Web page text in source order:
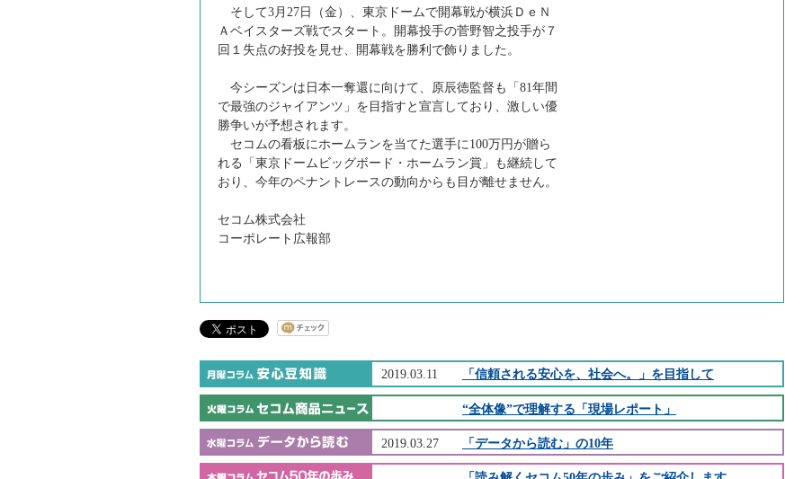
そして3月27日（金）、東京ドームで開幕戦が横浜ＤｅＮ
Ａベイスターズ戦でスタート。開幕投手の菅野智之投手が７
回１失点の好投を見せ、開幕戦を勝利で飾りました。
今シーズンは日本一奪還に向けて、原辰徳監督も「81年間
で最強のジャイアンツ」を目指すと宣言しており、激しい優
勝争いが予想されます。
セコムの看板にホームランを当てた選手に100万円が贈ら
れる「東京ドームビッグボード・ホームラン賞」も継続して
おり、今年のペナントレースの動向からも目が離せません。
セコム株式会社
コーポレート広報部
2019.03.11 「信頼される安心を、社会へ。」を目指して
“全体像”で理解する「現場レポート」
2019.03.27 「データから読む」の10年